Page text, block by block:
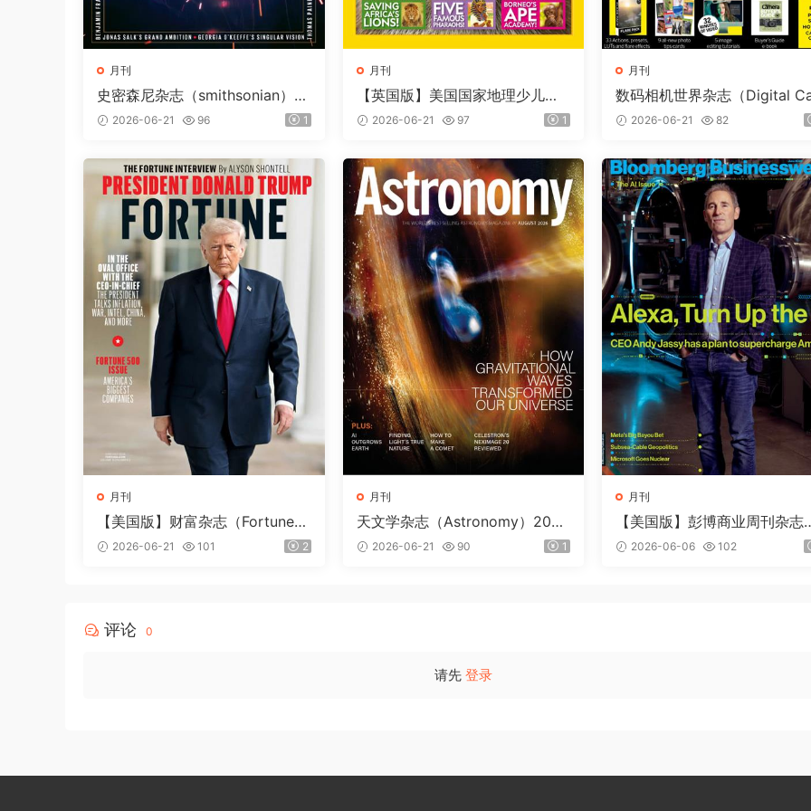
月刊
史密森尼杂志（smithsonian）2
026年夏季刊
2026-06-21 96 1
月刊
【英国版】美国国家地理少儿版
（National Geographic Kids）
第257期
2026-06-21 97 1
月刊
数码相机世界杂志（Digital
era World）2026年7月
2026-06-21 82
月刊
【美国版】财富杂志（Fortune）
2026年6-7月
2026-06-21 101 2
月刊
天文学杂志（Astronomy）2026
年8月
2026-06-21 90 1
月刊
【美国版】彭博商业周刊杂志
loomberg Businessweek）
6年6月
2026-06-06 102
评论 0
请先 登录